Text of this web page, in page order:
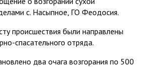
с. Насыпное, ГО Феодосия.
происшествия были направлены
спасательного отряда.
два очага возгорания по 500